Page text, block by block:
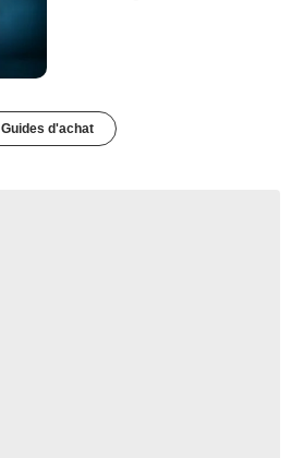
Guides d'achat